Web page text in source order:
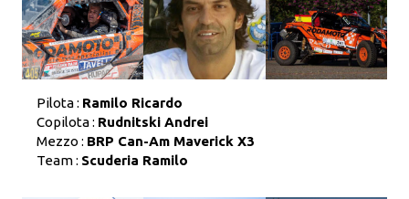
Pilota : Ramilo Ricardo
Copilota : Rudnitski Andrei
Mezzo : BRP Can-Am Maverick X3
Team : Scuderia Ramilo